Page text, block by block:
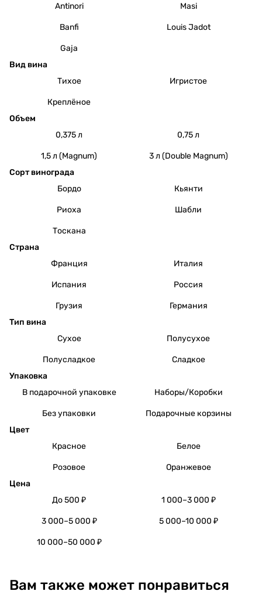
Antinori
Masi
Banfi Louis Jadot
Gaja
Вид вина
Тихое
Игристое
Креплёное
Объем
0,375 л
0,75 л
1,5 л (Magnum)
3 л (Double Magnum)
Сорт винограда
Бордо
Кьянти
Риоха Шабли
Тоскана
Страна
Франция
Италия
Испания Россия
Грузия
Германия
Тип вина
Сухое
Полусухое
Полусладкое
Сладкое
Упаковка
В подарочной упаковке
Наборы/Коробки
Без упаковки
Подарочные корзины
Цвет
Красное
Белое
Розовое
Оранжевое
Цена
До 500 ₽
1 000–3 000 ₽
3 000–5 000 ₽ 5 000–10 000 ₽
10 000–50 000 ₽
Вам также может понравиться